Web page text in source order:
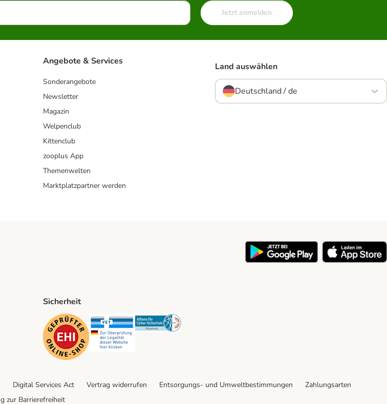
Jetzt anmelden
Angebote & Services
Sonderangebote
Newsletter
Magazin
Welpenclub
Kittenclub
zooplus App
Themenwelten
Marktplatzpartner werden
Land auswählen
Deutschland / de
Sicherheit
Security Security Security
Digital Services Act Vertrag widerrufen Entsorgungs- und Umweltbestimmungen
Zahlungsarten
zur Barrierefreiheit